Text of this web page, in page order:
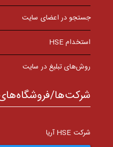
جستجو در اعضای سایت
استخدام HSE
روش‌های تبلیغ در سایت
شرکت‌ها/فروشگاه‌های HSE
شرکت HSE آریا